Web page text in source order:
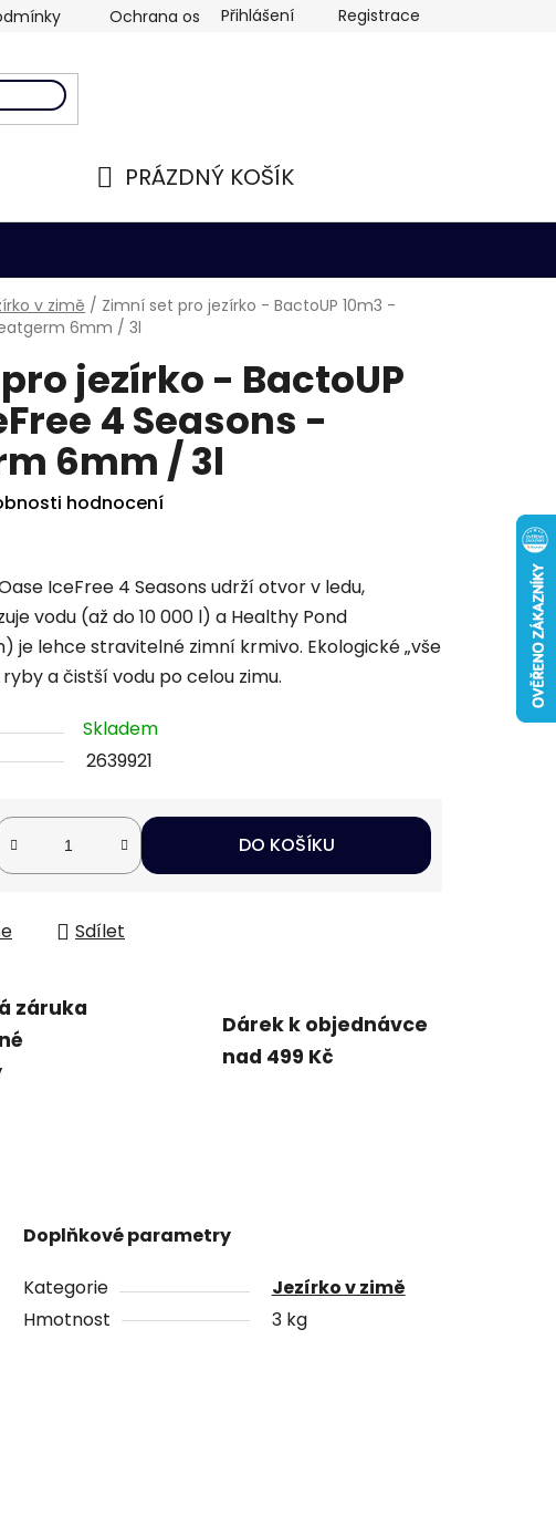
Ochrana osobních údajů
Přihlášení Registrace
PRÁZDNÝ KOŠÍK
v zimě / Zimní set pro jezírko - BactoUP 10m3 -
6mm / 3l
jezírko - BactoUP
4 Seasons -
6mm / 3l
hodnocení
IceFree 4 Seasons udrží otvor v ledu,
vodu (až do 10 000 l) a Healthy Pond
je lehce stravitelné zimní krmivo. Ekologické „vše
a čistší vodu po celou zimu.
Skladem
2639921
DO KOŠÍKU
Sdílet
záruka
Dárek k objednávce
nad 499 Kč
Doplňkové parametry
Kategorie
Jezírko v zimě
Hmotnost
3 kg